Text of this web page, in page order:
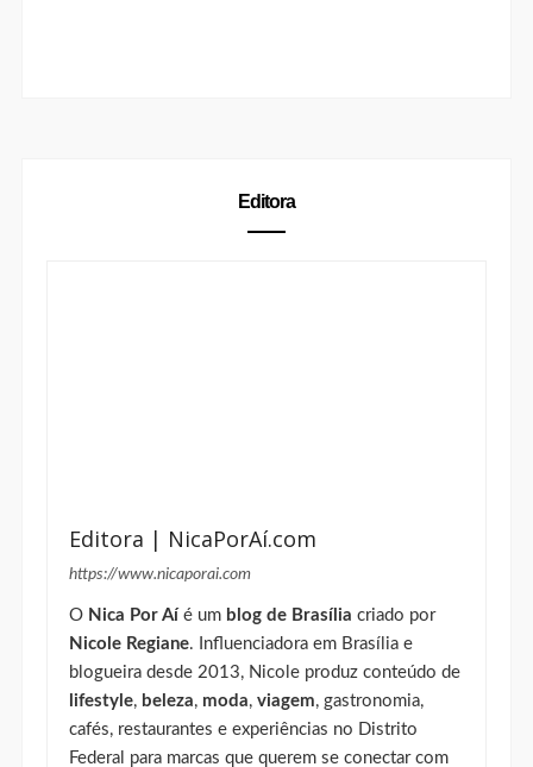
Editora
Editora | NicaPorAí.com
https://www.nicaporai.com
O Nica Por Aíé um blog de Brasília criado por
Nicole Regiane. Influenciadora em Brasília e
blogueira desde 2013, Nicole produz conteúdo de
lifestyle, beleza, moda, viagem, gastronomia,
cafés, restaurantes e experiências no Distrito
Federal para marcas que querem se conectar com